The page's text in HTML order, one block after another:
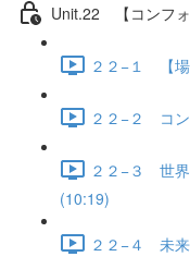
Unit.22 【コンフォ
２２−１ 【
２２−２ コン
２２−３ 世界
(10:19)
２２−４ 未